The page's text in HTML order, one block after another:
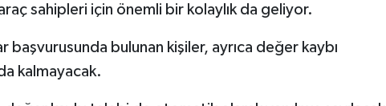
sahipleri için önemli bir kolaylık da geliyor.
başvurusunda bulunan kişiler, ayrıca değer kaybı
kalmayacak.